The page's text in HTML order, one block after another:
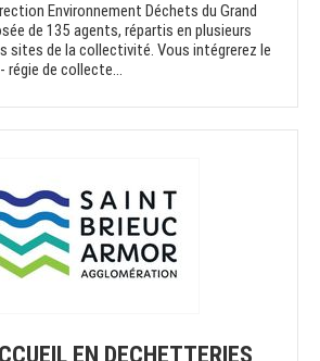
Environnement Déchets du Grand
de 135 agents, répartis en plusieurs
sites de la collectivité. Vous intégrerez le
régie de collecte...
EN DECHETTERIES